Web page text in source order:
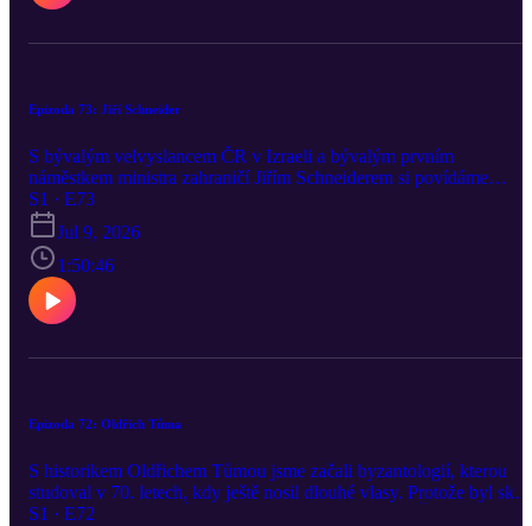
Epizoda 73: Jiří Schneider
S bývalým velvyslancem ČR v Izraeli a bývalým prvním
náměstkem ministra zahraničí Jiřím Schneiderem si povídáme
především o Izraeli a taky o jedinečném českém přátelském vztahu
této zemi. Dozvíte se, proč má Jiří dojem, že v Izraeli oslabuje
práva. Řeč přišla i na Irán, Hormuzský průliv, válku na Ukrajině či
summit NATO.
S1 · E73
Jul 9, 2026
1:50:46
Epizoda 72: Oldřich Tůma
S historikem Oldřichem Tůmou jsme začali byzantologií, kterou
studoval v 70. letech, kdy ještě nosil dlouhé vlasy. Protože byl
dvacet let ředitelem Ústavu pro soudobé dějiny AV ČR,
S1 · E72